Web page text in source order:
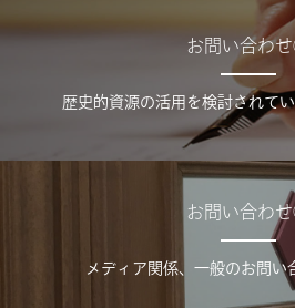
お問い合わ
歴史的資源の活用を検討されて
お問い合わ
メディア関係、一般のお問い